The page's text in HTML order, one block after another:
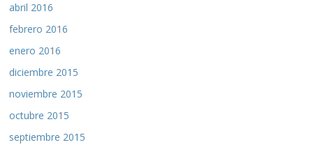
abril 2016
febrero 2016
enero 2016
diciembre 2015
noviembre 2015
octubre 2015
septiembre 2015